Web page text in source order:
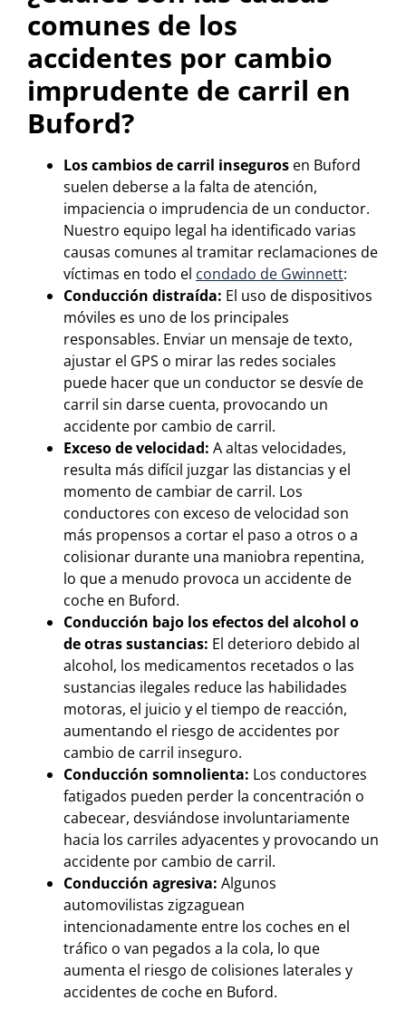
comunes de los
accidentes por cambio
imprudente de carril en
Buford?
Los cambios de carril inseguros en Buford
suelen deberse a la falta de atención,
impaciencia o imprudencia de un conductor.
Nuestro equipo legal ha identificado varias
causas comunes al tramitar reclamaciones de
víctimas en todo el condado de Gwinnett:
Conducción distraída: El uso de dispositivos
móviles es uno de los principales
responsables. Enviar un mensaje de texto,
ajustar el GPS o mirar las redes sociales
puede hacer que un conductor se desvíe de
carril sin darse cuenta, provocando un
accidente por cambio de carril.
Exceso de velocidad: A altas velocidades,
resulta más difícil juzgar las distancias y el
momento de cambiar de carril. Los
conductores con exceso de velocidad son
más propensos a cortar el paso a otros o a
colisionar durante una maniobra repentina,
lo que a menudo provoca un accidente de
coche en Buford.
Conducción bajo los efectos del alcohol o
de otras sustancias: El deterioro debido al
alcohol, los medicamentos recetados o las
sustancias ilegales reduce las habilidades
motoras, el juicio y el tiempo de reacción,
aumentando el riesgo de accidentes por
cambio de carril inseguro.
Conducción somnolienta: Los conductores
fatigados pueden perder la concentración o
cabecear, desviándose involuntariamente
hacia los carriles adyacentes y provocando un
accidente por cambio de carril.
Conducción agresiva: Algunos
automovilistas zigzaguean
intencionadamente entre los coches en el
tráfico o van pegados a la cola, lo que
aumenta el riesgo de colisiones laterales y
accidentes de coche en Buford.